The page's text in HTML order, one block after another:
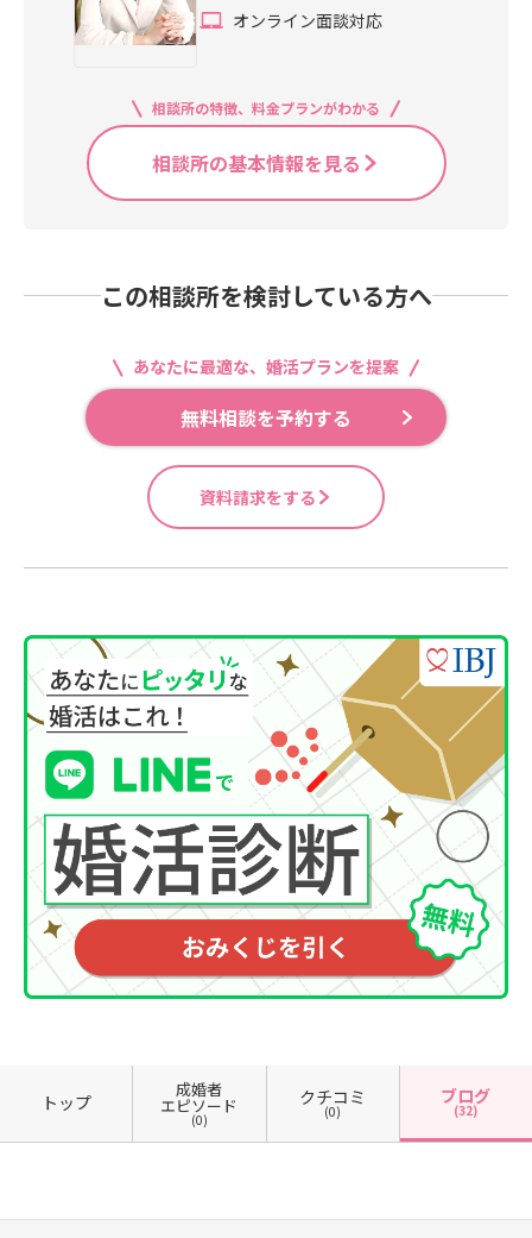
オンライン面談対応
相談所の特徴、料金プランがわかる
相談所の基本情報を見る
この相談所を検討している方へ
あなたに最適な、婚活プランを提案
無料相談を予約する
資料請求をする
トップ
成婚者
エピソード
(0)
クチコミ
(0)
ブログ
(32)